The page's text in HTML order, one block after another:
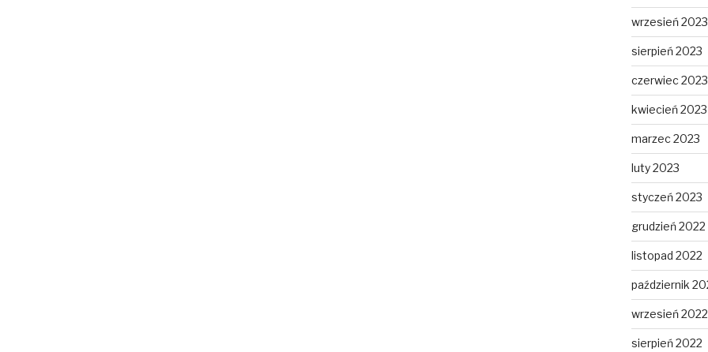
wrzesień 2023
sierpień 2023
czerwiec 2023
kwiecień 2023
marzec 2023
luty 2023
styczeń 2023
grudzień 2022
listopad 2022
październik
wrzesień 2022
sierpień 2022